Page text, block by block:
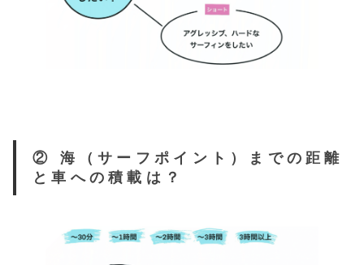
② 海（サーフポイント）までの距離
と車への積載は？